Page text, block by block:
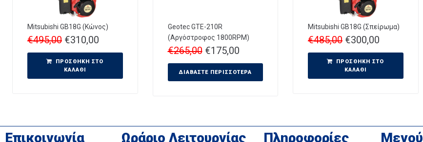
Mitsubishi GB18G (Κώνος)
€495,00 €310,00
ΠΡΟΣΘΉΚΗ ΣΤΟ
ΚΑΛΆΘΙ
Geotec GTE-210R
(Αργόστροφος 1800RPM)
€265,00 €175,00
ΔΙΑΒΆΣΤΕ ΠΕΡΙΣΣΌΤΕΡΑ
Mitsubishi GB18G (Σπείρωμα)
€485,00 €300,00
ΠΡΟΣΘΉΚΗ ΣΤΟ
ΚΑΛΆΘΙ
Επικοινωνία Ωράριο Λειτουργίας Πληροφορίες Μενού